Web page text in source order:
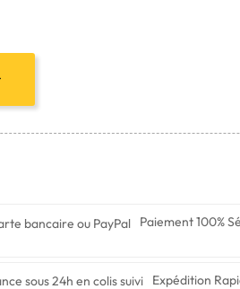
Paiement 100%
Expédition